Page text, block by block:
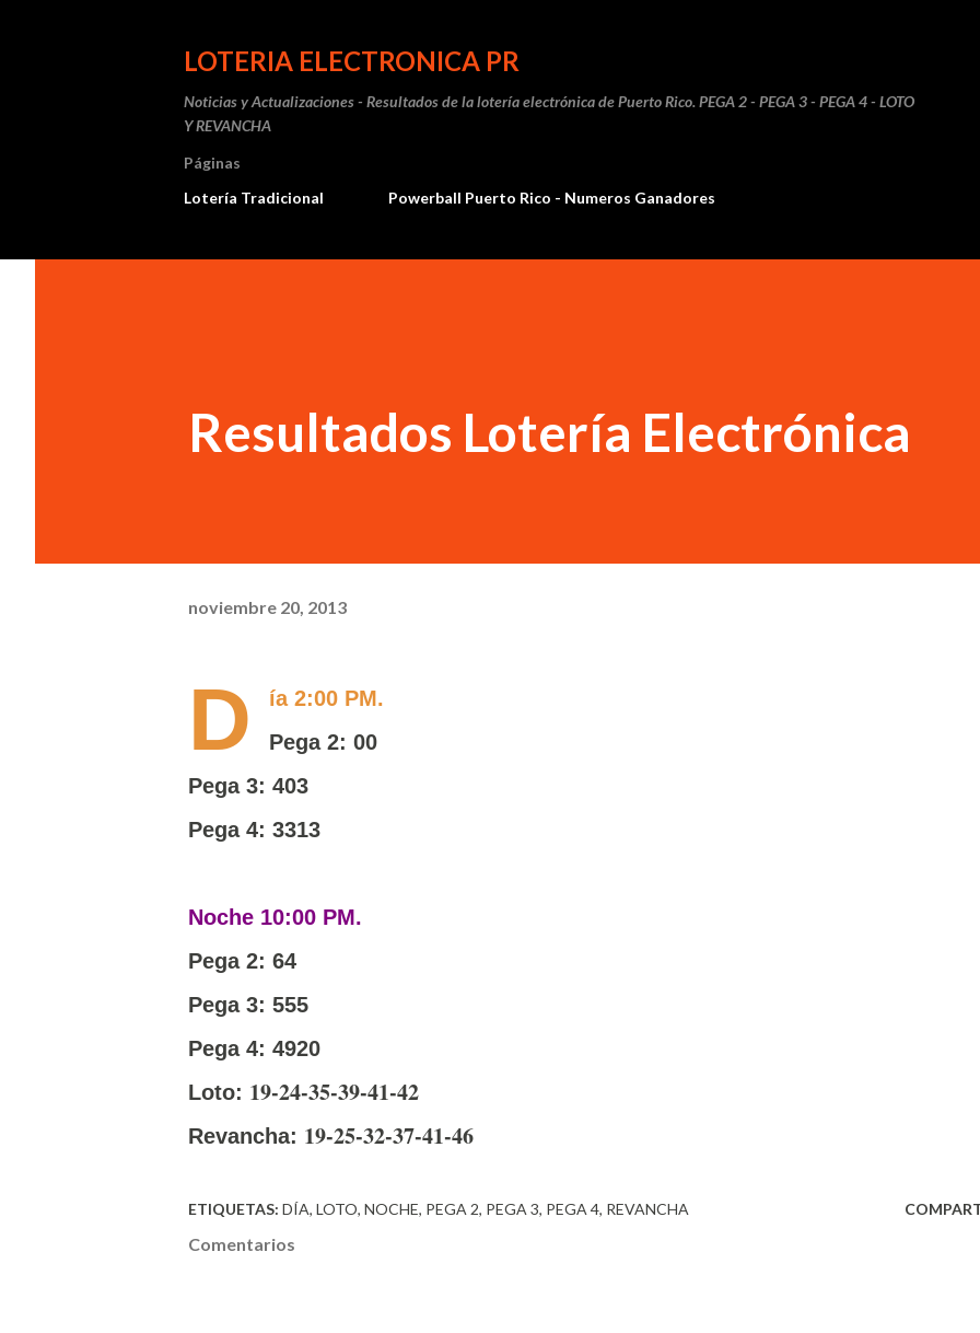
LOTERIA ELECTRONICA PR
Noticias y Actualizaciones - Resultados de la lotería electrónica de Puerto Rico. PEGA 2 - PEGA 3 - PEGA 4 - LOTO
Y REVANCHA
Páginas
Lotería Tradicional
Powerball Puerto Rico - Numeros Ganadores
Resultados Lotería Electrónica
noviembre 20, 2013
D
ía 2:00 PM.
Pega 2: 00
Pega 3: 403
Pega 4: 3313
Noche 10:00 PM.
Pega 2: 64
Pega 3: 555
Pega 4: 4920
Loto: 19-24-35-39-41-42
Revancha: 19-25-32-37-41-46
ETIQUETAS: DÍA LOTO NOCHE PEGA 2 PEGA 3 PEGA 4 REVANCHA
Comentarios